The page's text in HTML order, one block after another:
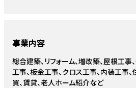
事業内容
総合建築、リフォーム、増改築、屋根工事
工事、板金工事、クロス工事、内装工事
買、賃貸、老人ホーム紹介など